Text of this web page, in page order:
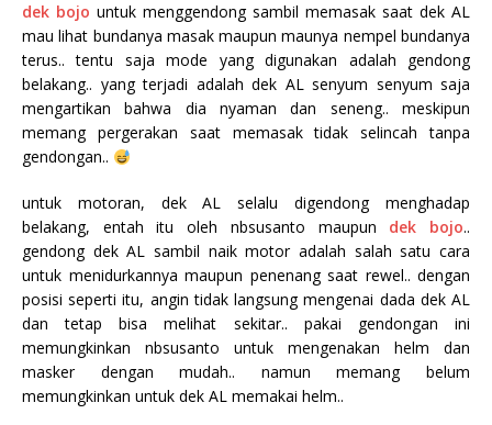
dek bojo untuk menggendong sambil memasak saat dek AL
mau lihat bundanya masak maupun maunya nempel bundanya
terus.. tentu saja mode yang digunakan adalah gendong
belakang.. yang terjadi adalah dek AL senyum senyum saja
mengartikan bahwa dia nyaman dan seneng.. meskipun
memang pergerakan saat memasak tidak selincah tanpa
gendongan..
untuk motoran, dek AL selalu digendong menghadap
belakang, entah itu oleh nbsusanto maupun dek bojo..
gendong dek AL sambil naik motor adalah salah satu cara
untuk menidurkannya maupun penenang saat rewel.. dengan
posisi seperti itu, angin tidak langsung mengenai dada dek AL
dan tetap bisa melihat sekitar.. pakai gendongan ini
memungkinkan nbsusanto untuk mengenakan helm dan
masker dengan mudah.. namun memang belum
memungkinkan untuk dek AL memakai helm..